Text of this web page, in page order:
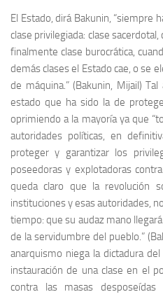
El Estado, dirá Bakunin, “siempre
clase privilegiada: clase
finalmente clase burocrática,
demás clases el Estado cae, o se
de máquina.” (Bakunin, Mijail)
estado que ha sido la de
oprimiendo a la mayoría ya que
autoridades políticas, en
proteger y garantizar los
poseedoras y explotadoras
queda claro que la revolución
instituciones y esas autoridades,
tiempo: que su audaz mano
de la servidumbre del pueblo.”
anarquismo niega la dictadura
instauración de una clase en el
contra las masas